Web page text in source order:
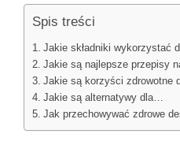
Spis treści
Jakie składniki wykorzystać
Jakie są najlepsze przepisy
Jakie są korzyści zdrowotne
Jakie są alternatywy dla…
Jak przechowywać zdrowe